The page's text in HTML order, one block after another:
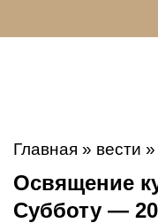
Главная » вести »
Освящение
Субботу —